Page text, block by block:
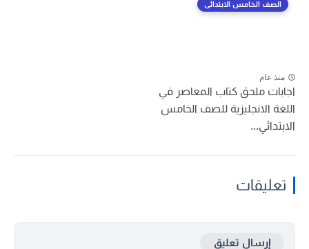
الصف الخامس الابتدائى
منذ عام
اجابات ملحق كتاب المعاصر في
اللغة الانجليزية للصف الخامس
الابتدائي...
تعليقات
إرسال تعليق